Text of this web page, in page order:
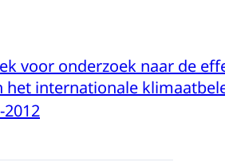
voor onderzoek naar de
het internationale
2012